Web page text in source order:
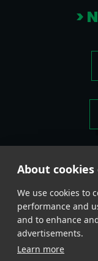
>
About
We use cookies to
performance and
and to enhance
advertisements.
Learn more